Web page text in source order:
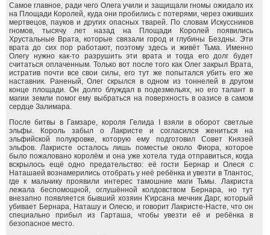
Самое главное, ради чего Олега учили и защищали гномы ожидало их
на Площади Королей, куда они пробились с потерями, через оживших
мертвецов, пауков и других опасных тварей. По словам Искуссников
гномов, тысячу лет назад на Площади Королей появились
Хрустальные Врата, которые связали город и глубины Бездны. Эти
врата до сих пор работают, поэтому здесь и живёт Тьма. Именно
Олегу нужно как-то разрушить эти врата и тогда его долг будет
считаться оплаченным. Только вот после того как Олег закрыл Врата,
истратив почти все свои силы, его тут же попытался убить его же
наставник. Раненый, Олег скрылся в одном из тоннелей в другом
конце площади. Он долго блуждал в подезмельях, но его талант в
магии земли помог ему выбраться на поверхность в оазисе в самом
сердце Залимара.
После битвы в Гамзаре, короля Гелида I взяли в оборот светлые
эльфы. Король забыл о Лакристе и согласился жениться на
эльфийской полукровке, которую ему подготовил Совет Князей
эльфов. Лакристе осталось лишь поместье около Фиора, которое
было пожаловано королём и она уже хотела туда отправиться, когда
вскрылось ещё одно предательство: её гости Бернар и Олеся с
Наташаей вознамерились отобрать у неё ребёнка и увезти в Тлантос,
где к мальчику проявили интерес тамошние маги Тьмы. Лакриста
лежала беспомощной, оглушённой колдовством Бернара, но тут
внезапно появляется бывший хозяин К'ирсана мечник Дарг, который
убивает Бернара, Наташу и Олесю, и говорит Лакристе-Насте, что он
специально прибыл из Гарташа, чтобы увезти её и ребёнка в
безопасное место.